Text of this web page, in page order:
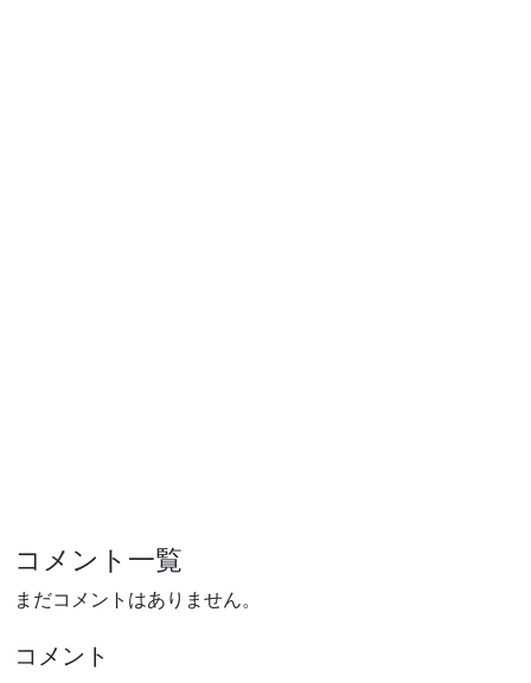
コメント一覧
まだコメントはありません。
コメント